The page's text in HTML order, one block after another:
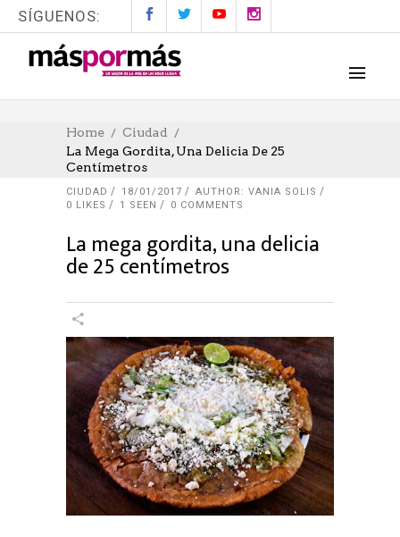
SÍGUENOS:
Home
Ciudad
La Mega Gordita, Una Delicia De 25
Centímetros
CIUDAD 18/01/2017
AUTHOR: VANIA SOLIS
0 LIKES 1 SEEN 0 COMMENTS
La mega gordita, una delicia
de 25 centímetros